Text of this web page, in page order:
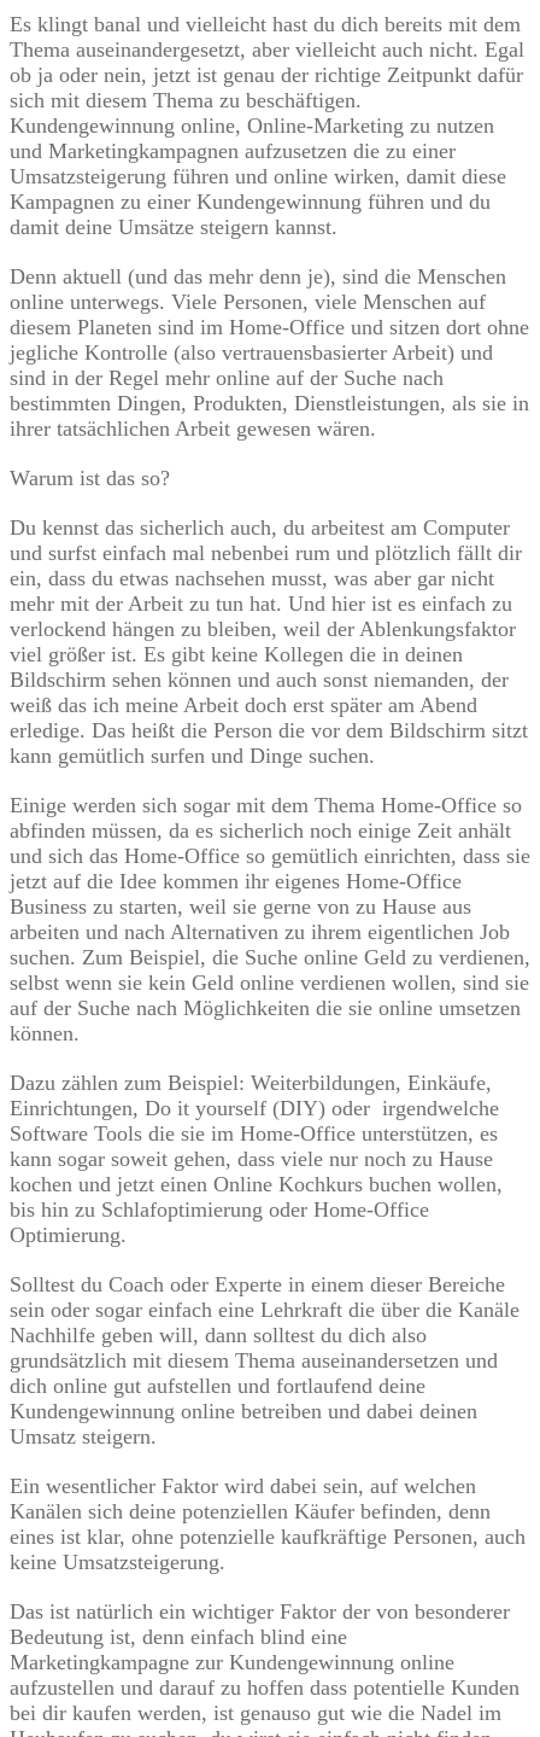
Es klingt banal und vielleicht hast du dich bereits mit dem
Thema auseinandergesetzt, aber vielleicht auch nicht. Egal
ob ja oder nein, jetzt ist genau der richtige Zeitpunkt dafür
sich mit diesem Thema zu beschäftigen.
Kundengewinnung online, Online-Marketing zu nutzen
und Marketingkampagnen aufzusetzen die zu einer
Umsatzsteigerung führen und online wirken, damit diese
Kampagnen zu einer Kundengewinnung führen und du
damit deine Umsätze steigern kannst.
Denn aktuell (und das mehr denn je), sind die Menschen
online unterwegs. Viele Personen, viele Menschen auf
diesem Planeten sind im Home-Office und sitzen dort ohne
jegliche Kontrolle (also vertrauensbasierter Arbeit) und
sind in der Regel mehr online auf der Suche nach
bestimmten Dingen, Produkten, Dienstleistungen, als sie in
ihrer tatsächlichen Arbeit gewesen wären.
Warum ist das so?
Du kennst das sicherlich auch, du arbeitest am Computer
und surfst einfach mal nebenbei rum und plötzlich fällt dir
ein, dass du etwas nachsehen musst, was aber gar nicht
mehr mit der Arbeit zu tun hat. Und hier ist es einfach zu
verlockend hängen zu bleiben, weil der Ablenkungsfaktor
viel größer ist. Es gibt keine Kollegen die in deinen
Bildschirm sehen können und auch sonst niemanden, der
weiß das ich meine Arbeit doch erst später am Abend
erledige. Das heißt die Person die vor dem Bildschirm sitzt
kann gemütlich surfen und Dinge suchen.
Einige werden sich sogar mit dem Thema Home-Office so
abfinden müssen, da es sicherlich noch einige Zeit anhält
und sich das Home-Office so gemütlich einrichten, dass sie
jetzt auf die Idee kommen ihr eigenes Home-Office
Business zu starten, weil sie gerne von zu Hause aus
arbeiten und nach Alternativen zu ihrem eigentlichen Job
suchen. Zum Beispiel, die Suche online Geld zu verdienen,
selbst wenn sie kein Geld online verdienen wollen, sind sie
auf der Suche nach Möglichkeiten die sie online umsetzen
können.
Dazu zählen zum Beispiel: Weiterbildungen, Einkäufe,
Einrichtungen, Do it yourself (DIY) oder irgendwelche
Software Tools die sie im Home-Office unterstützen, es
kann sogar soweit gehen, dass viele nur noch zu Hause
kochen und jetzt einen Online Kochkurs buchen wollen,
bis hin zu Schlafoptimierung oder Home-Office
Optimierung.
Solltest du Coach oder Experte in einem dieser Bereiche
sein oder sogar einfach eine Lehrkraft die über die Kanäle
Nachhilfe geben will, dann solltest du dich also
grundsätzlich mit diesem Thema auseinandersetzen und
dich online gut aufstellen und fortlaufend deine
Kundengewinnung online betreiben und dabei deinen
Umsatz steigern.
Ein wesentlicher Faktor wird dabei sein, auf welchen
Kanälen sich deine potenziellen Käufer befinden, denn
eines ist klar, ohne potenzielle kaufkräftige Personen, auch
keine Umsatzsteigerung.
Das ist natürlich ein wichtiger Faktor der von besonderer
Bedeutung ist, denn einfach blind eine
Marketingkampagne zur Kundengewinnung online
aufzustellen und darauf zu hoffen dass potentielle Kunden
bei dir kaufen werden, ist genauso gut wie die Nadel im